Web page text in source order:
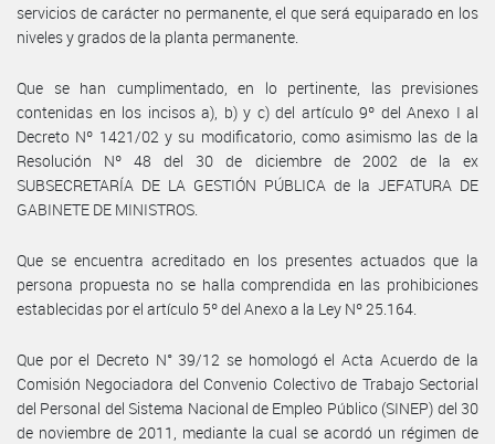
servicios de carácter no permanente, el que será equiparado en los
niveles y grados de la planta permanente.
Que se han cumplimentado, en lo pertinente, las previsiones
contenidas en los incisos a), b) y c) del artículo 9º del Anexo I al
Decreto Nº 1421/02 y su modificatorio, como asimismo las de la
Resolución Nº 48 del 30 de diciembre de 2002 de la ex
SUBSECRETARÍA DE LA GESTIÓN PÚBLICA de la JEFATURA DE
GABINETE DE MINISTROS.
Que se encuentra acreditado en los presentes actuados que la
persona propuesta no se halla comprendida en las prohibiciones
establecidas por el artículo 5º del Anexo a la Ley Nº 25.164.
Que por el Decreto N° 39/12 se homologó el Acta Acuerdo de la
Comisión Negociadora del Convenio Colectivo de Trabajo Sectorial
del Personal del Sistema Nacional de Empleo Público (SINEP) del 30
de noviembre de 2011, mediante la cual se acordó un régimen de